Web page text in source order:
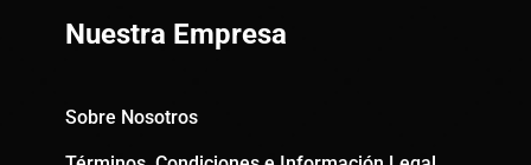
Nuestra Empresa
Sobre Nosotros